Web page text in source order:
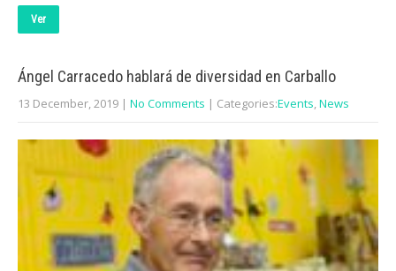
Ver
Ángel Carracedo hablará de diversidad en Carballo
13 December, 2019 | No Comments | Categories:Events,News